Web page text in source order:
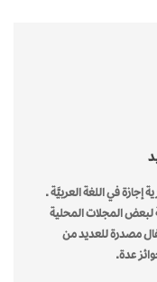
في اللغة العربيَّة .
لبعض المجلات المحلية
مصدرة للعديد من
عدة.